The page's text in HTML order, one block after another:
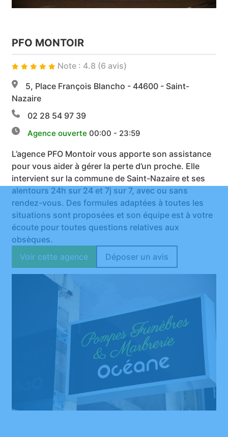
PFO MONTOIR
Note : 4.8 (6 avis)
5, Place François Blancho - 44600 - Saint-
Nazaire
02 28 54 97 39
Agence ouverte 00:00 - 23:59
L’agence PFO Montoir vous apporte son assistance
pour vous aider à gérer la perte d’un proche. Elle
intervient sur la commune de Saint-Nazaire et ses
alentours 24h sur 24 et 7j sur 7, avec ou sans
rendez-vous. Des formules adaptées à toutes les
situations sont proposées et son équipe est à votre
écoute pour toutes questions relatives aux
obsèques.
Voir cette agence
Déposer un avis